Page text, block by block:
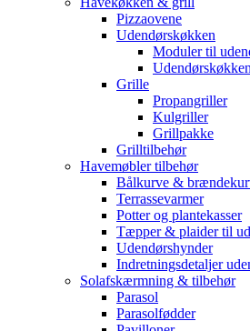
Pizzaovene
Udendørskøkken
Moduler til
Grille
Propangriller
Kulgriller
Grillpakke
Grilltilbehør
Havemøbler tilbehør
Bålkurve &
Terrassevarmer
Potter og plantekasser
Tæpper & plaider til
Udendørshynder
Indretningsdetaljer
Solafskærmning & tilbehør
Parasol
Parasolfødder